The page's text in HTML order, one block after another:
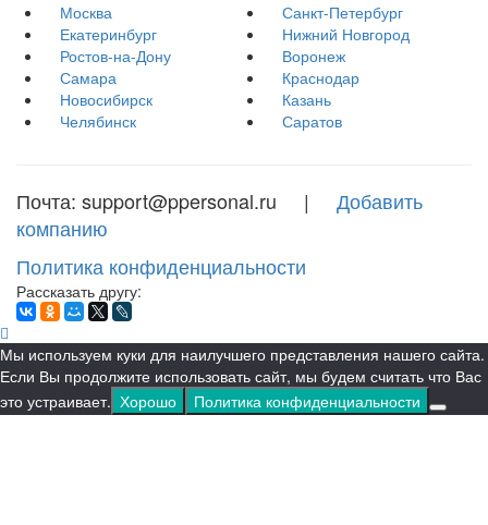
Москва
Санкт-Петербург
Екатеринбург
Нижний Новгород
Ростов-на-Дону
Воронеж
Самара
Краснодар
Новосибирск
Казань
Челябинск
Саратов
Почта: support@ppersonal.ru | Добавить
компанию
Политика конфиденциальности
Рассказать другу:
Мы используем куки для наилучшего представления нашего сайта.
Если Вы продолжите использовать сайт, мы будем считать что Вас
это устраивает. Хорошо Политика конфиденциальности